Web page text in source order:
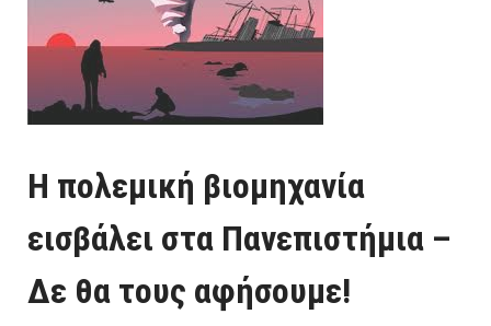
Η πολεμική βιομηχανία
εισβάλει στα Πανεπιστήμια –
Δε θα τους αφήσουμε!